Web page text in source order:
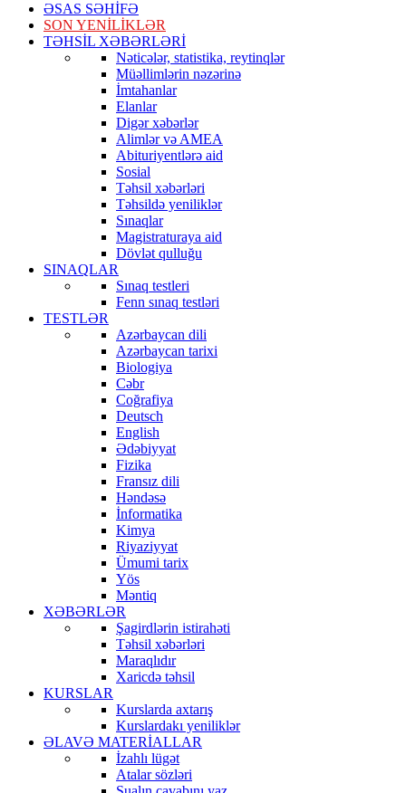
ƏSAS SƏHİFƏ
SON YENİLİKLƏR
TƏHSİL XƏBƏRLƏRİ
Nəticələr, statistika, reytinqlər
Müəllimlərin nəzərinə
İmtahanlar
Elanlar
Digər xəbərlər
Alimlər və AMEA
Abituriyentlərə aid
Sosial
Təhsil xəbərləri
Təhsildə yeniliklər
Sınaqlar
Magistraturaya aid
Dövlət qulluğu
SINAQLAR
Sınaq testleri
Fenn sınaq testləri
TESTLƏR
Azərbaycan dili
Azərbaycan tarixi
Biologiya
Cəbr
Coğrafiya
Deutsch
English
Ədəbiyyat
Fizika
Fransız dili
Həndəsə
İnformatika
Kimya
Riyaziyyat
Ümumi tarix
Yös
Məntiq
XƏBƏRLƏR
Şagirdlərin istirahəti
Təhsil xəbərləri
Maraqlıdır
Xaricdə təhsil
KURSLAR
Kurslarda axtarış
Kurslardakı yeniliklər
ƏLAVƏ MATERİALLAR
İzahlı lügət
Atalar sözləri